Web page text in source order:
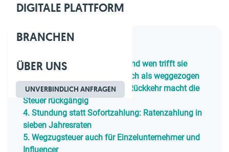
DIGITALE PLATTFORM
BRANCHEN
ÜBER UNS
UNVERBINDLICH ANFRAGEN
Geschätzte Lesezeit: 10 Min.
1. Was ist die Wegzugsteuer und wen trifft sie
Wann gilt man steuerrechtlich als weggezogen
3. Vorübergehender Wegzug: Rückkehr macht die
Steuer rückgängig
4. Stundung statt Sofortzahlung: Ratenzahlung in
sieben Jahresraten
5. Wegzugsteuer auch für Einzelunternehmer und
Influencer